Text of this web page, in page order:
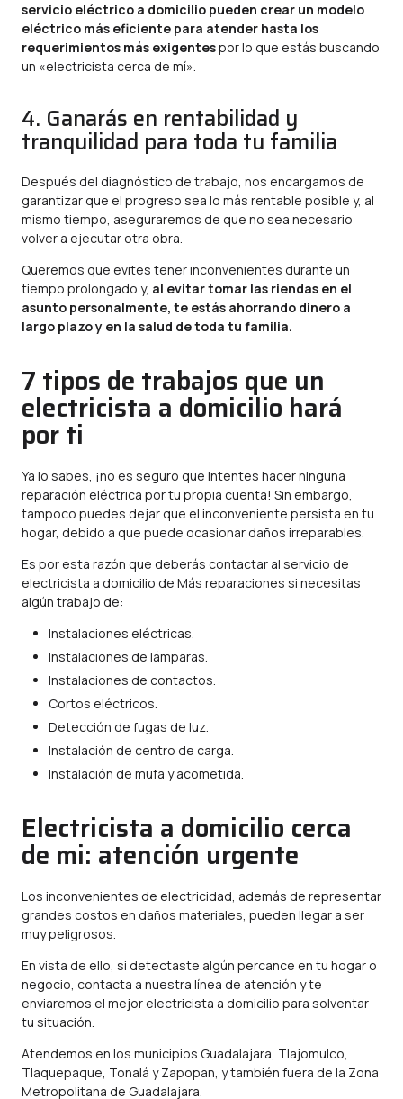
servicio eléctrico a domicilio pueden crear un modelo
eléctrico más eficiente para atender hasta los
requerimientos más exigentespor lo que estás buscando
un «electricista cerca de mí».
4. Ganarás en rentabilidad y
tranquilidad para toda tu familia
Después del diagnóstico de trabajo, nos encargamos de
garantizar que el progreso sea lo más rentable posible y, al
mismo tiempo, aseguraremos de que no sea necesario
volver a ejecutar otra obra.
Queremos que evites tener inconvenientes durante un
tiempo prolongado y, al evitar tomar las riendas en el
asunto personalmente, te estás ahorrando dinero a
largo plazo y en la salud de toda tu familia.
7 tipos de trabajos que un
electricista a domicilio hará
por ti
Ya lo sabes, ¡no es seguro que intentes hacer ninguna
reparación eléctrica por tu propia cuenta! Sin embargo,
tampoco puedes dejar que el inconveniente persista en tu
hogar, debido a que puede ocasionar daños irreparables.
Es por esta razón que deberás contactar al servicio de
electricista a domicilio de Más reparaciones si necesitas
algún trabajo de:
Instalaciones eléctricas.
Instalaciones de lámparas.
Instalaciones de contactos.
Cortos eléctricos.
Detección de fugas de luz.
Instalación de centro de carga.
Instalación de mufa y acometida.
Electricista a domicilio cerca
de mi: atención urgente
Los inconvenientes de electricidad, además de representar
grandes costos en daños materiales, pueden llegar a ser
muy peligrosos.
En vista de ello, si detectaste algún percance en tu hogar o
negocio, contacta a nuestra línea de atención y te
enviaremos el mejor electricista a domicilio para solventar
tu situación.
Atendemos en los municipios Guadalajara, Tlajomulco,
Tlaquepaque, Tonalá y Zapopan, y también fuera de la Zona
Metropolitana de Guadalajara.